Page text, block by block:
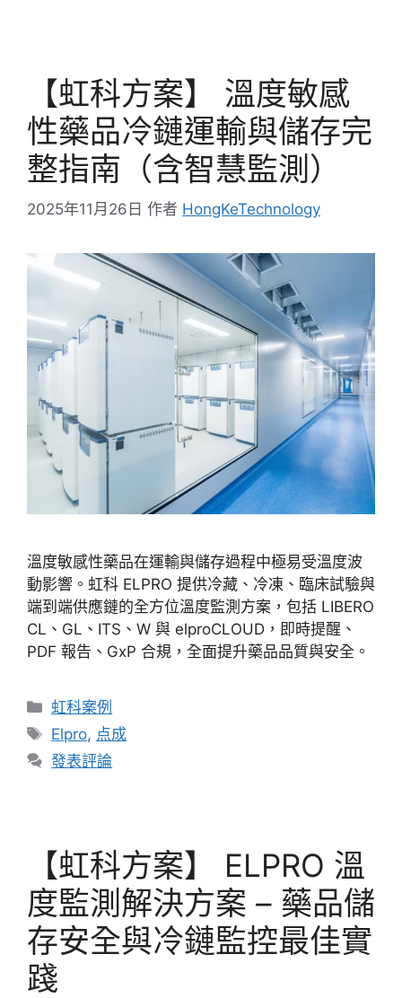
【虹科方案】 溫度敏感
性藥品冷鏈運輸與儲存完
整指南（含智慧監測）
2025年11月26日 作者 HongKeTechnology
溫度敏感性藥品在運輸與儲存過程中極易受溫度波
動影響。虹科 ELPRO 提供冷藏、冷凍、臨床試驗與
端到端供應鏈的全方位溫度監測方案，包括 LIBERO
CL、GL、ITS、W 與 elproCLOUD，即時提醒、
PDF 報告、GxP 合規，全面提升藥品品質與安全。
虹科案例
Elpro, 点成
發表評論
【虹科方案】 ELPRO 溫
度監測解決方案 – 藥品儲
存安全與冷鏈監控最佳實
踐